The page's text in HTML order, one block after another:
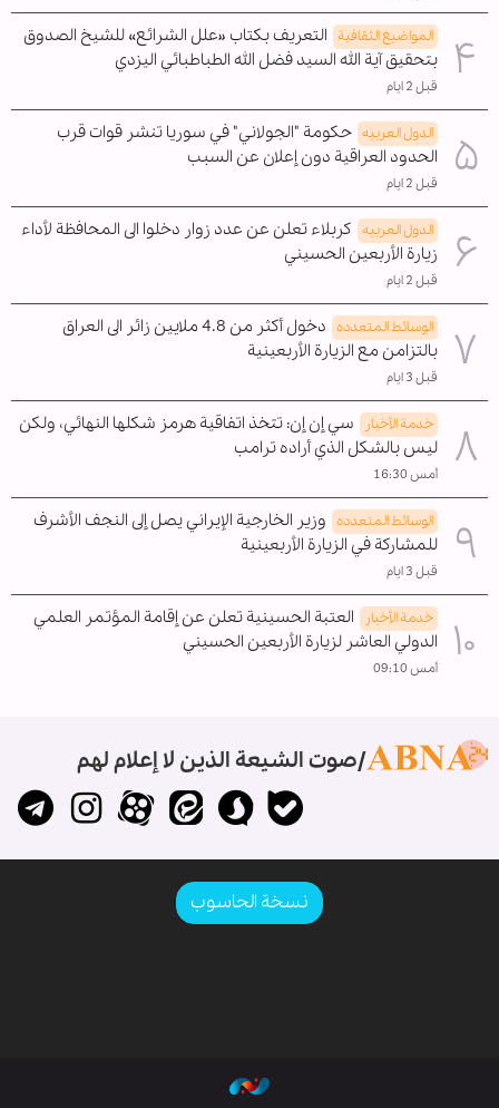
المواضیع الثقافية التعريف بكتاب «علل الشرائع» للشيخ الصدوق
بتحقيق آية الله السيد فضل الله الطباطبائي اليزدي
قبل 2 ايام
الدول العربیه حكومة "الجولاني" في سوريا تنشر قوات قرب
الحدود العراقية دون إعلان عن السبب
قبل 2 ايام
الدول العربیه كربلاء تعلن عن عدد زوار دخلوا الى المحافظة لأداء
زيارة الأربعين الحسيني
قبل 2 ايام
الوسائط المتعدده
دخول أكثر من 4.8 ملايين زائر الى العراق
بالتزامن مع الزيارة الأربعينية
قبل 3 ايام
خدمة الأخبار
سي إن إن: تتخذ اتفاقية هرمز شكلها النهائي، ولكن
ليس بالشكل الذي أراده ترامب
أمس 16:30
الوسائط المتعدده وزير الخارجية الإيراني يصل إلى النجف الأشرف
للمشاركة في الزيارة الأربعينية
قبل 3 ايام
خدمة الأخبار
العتبة الحسينية تعلن عن إقامة المؤتمر العلمي
الدولي العاشر لزيارة الأربعين الحسيني
أمس 09:10
صوت الشيعة الذين لا إعلام لهم
نسخة الحاسوب